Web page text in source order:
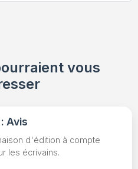
vous
Avis
d'édition à compte
les écrivains.